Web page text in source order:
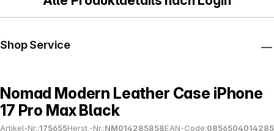
Nomad Modern Leather Case iPhone
17 Pro Max Black
Artikel-Nr.:175655Herst.-Nr.:NM014285858EAN-Code:0856504014285
Shop Service